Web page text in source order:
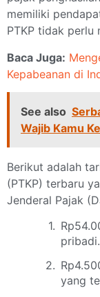
memiliki
PTKP tidak perlu
Baca Juga:
Kepabeanan di
See also
Wajib Kamu
Berikut adalah
(PTKP) terbaru
Jenderal Pajak
pribadi.
yang